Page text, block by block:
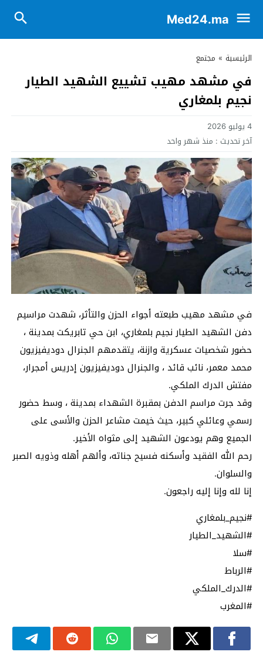
Med24.ma
الرئيسية » مجتمع
في مشهد مهيب تشييع الشهيد الطيار
نجيم بلمغاري
4 يوليو 2026
آخر تحديث : منذ شهر واحد
في مشهد مهيب طبعته أجواء الحزن والتأثر، شهدت مراسيم
دفن الشهيد الطيار نجيم بلمغاري، ابن حي تابريكت بمدينة ،
حضور شخصيات عسكرية وازنة، يتقدمهم الجنرال دوديفيزيون
محمد معمر، نائب قائد ، والجنرال دوديفيزيون إدريس أمجرار،
مفتش الدرك الملكي.
وقد جرت مراسم الدفن بمقبرة الشهداء بمدينة ، وسط حضور
رسمي وعائلي كبير، حيث خيمت مشاعر الحزن والأسى على
الجميع وهم يودعون الشهيد إلى مثواه الأخير.
رحم الله الفقيد وأسكنه فسيح جناته، وألهم أهله وذويه الصبر
والسلوان.
إنا لله وإنا إليه راجعون.
#نجيم_بلمغاري
#الشهيد_الطيار
#سلا
#الرباط
#الدرك_الملكي
#المغرب